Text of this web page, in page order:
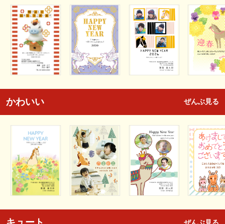
かわいい ぜんぶ見る
ぜんぶ見る